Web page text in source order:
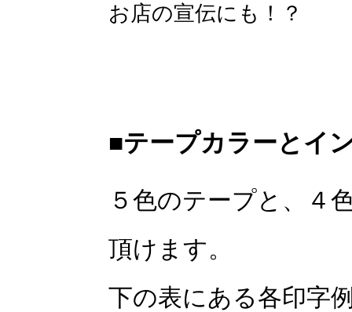
お店の宣伝にも！？
■テープカラーとイ
５色のテープと、４
頂けます。
下の表にある各印字